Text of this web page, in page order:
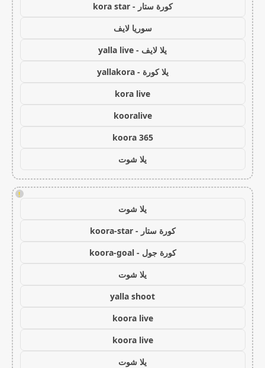
كورة ستار - kora star
سوريا لايف
يلا لايف - yalla live
يلا كورة - yallakora
kora live
kooralive
koora 365
يلا شوت
!
يلا شوت
كورة ستار - koora-star
كورة جول - koora-goal
يلا شوت
yalla shoot
koora live
koora live
يلا شوت